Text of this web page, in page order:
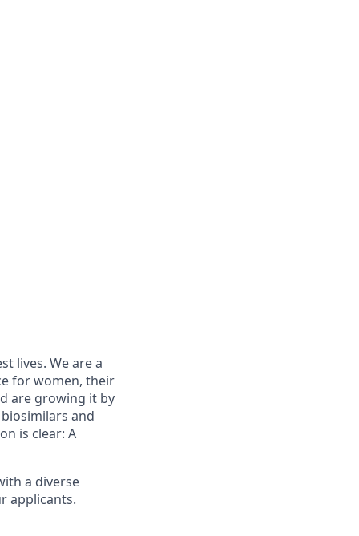
lives. We are a
for women, their
are growing it by
and
is clear: A
a diverse
applicants.